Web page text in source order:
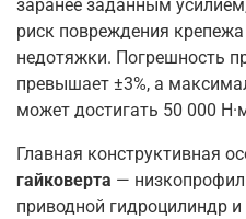
заранее заданным
риск повреждения
недотяжки. Погрешность
превышает ±3%, а
может достигать 50 000
Главная конструктивная
гайковерта —
приводной гидроцилиндр и